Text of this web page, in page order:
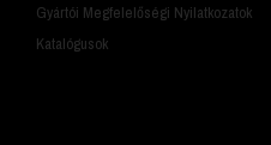
Gyártói Megfelelőségi Nyilatkozatok
Katalógusok